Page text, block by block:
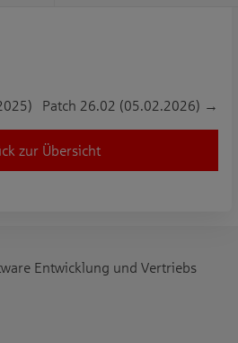
Patch 26.02 (05.02.2026) →
zur Übersicht
Entwicklung und Vertriebs